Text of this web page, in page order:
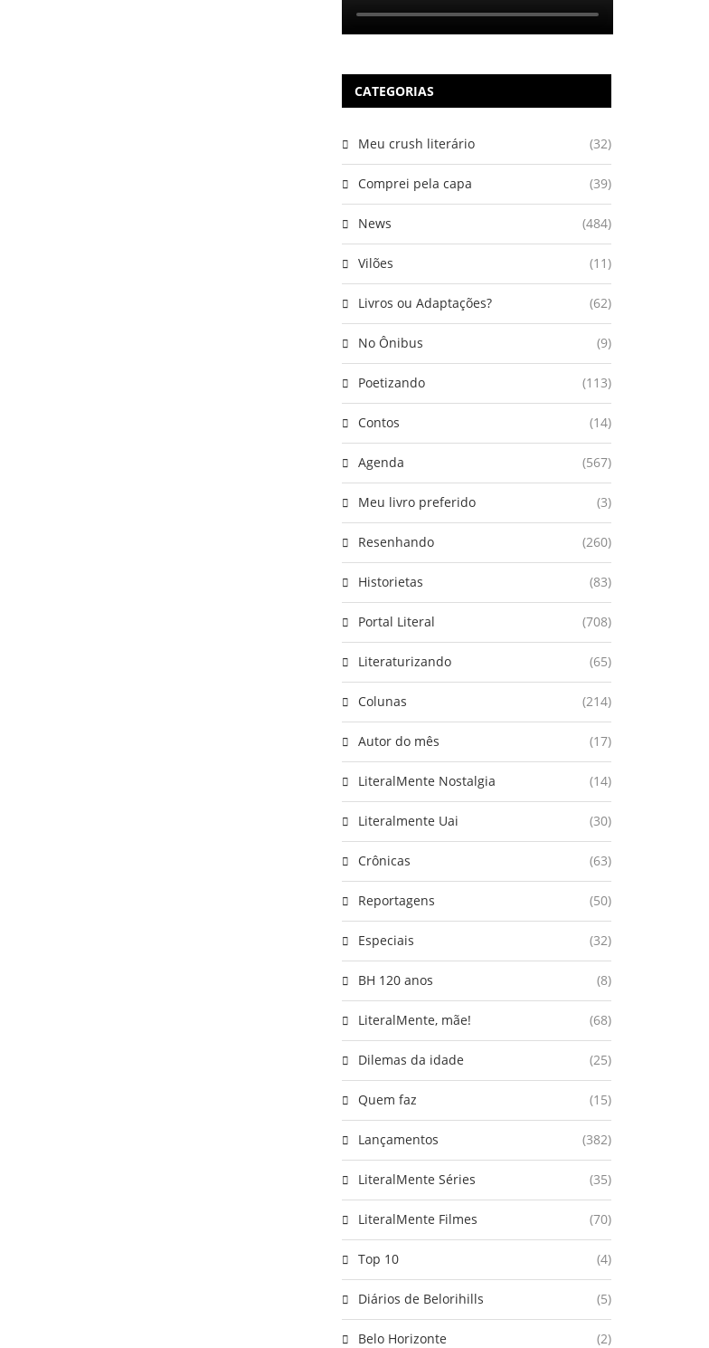
CATEGORIAS
Meu crush literário (32)
Comprei pela capa (39)
News (484)
Vilões (11)
Livros ou Adaptações? (62)
No Ônibus (9)
Poetizando (113)
Contos (14)
Agenda (567)
Meu livro preferido (3)
Resenhando (260)
Historietas (83)
Portal Literal (708)
Literaturizando (65)
Colunas (214)
Autor do mês (17)
LiteralMente Nostalgia (14)
Literalmente Uai (30)
Crônicas (63)
Reportagens (50)
Especiais (32)
BH 120 anos (8)
LiteralMente, mãe! (68)
Dilemas da idade (25)
Quem faz (15)
Lançamentos (382)
LiteralMente Séries (35)
LiteralMente Filmes (70)
Top 10 (4)
Diários de Belorihills (5)
Belo Horizonte (2)